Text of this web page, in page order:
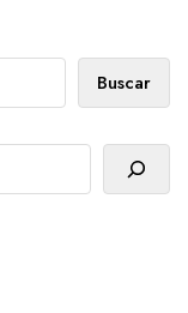
Buscar